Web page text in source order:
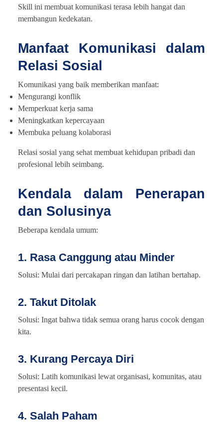
Skill ini membuat komunikasi terasa lebih hangat dan
membangun kedekatan.
Manfaat Komunikasi dalam
Relasi Sosial
Komunikasi yang baik memberikan manfaat:
Mengurangi konflik
Memperkuat kerja sama
Meningkatkan kepercayaan
Membuka peluang kolaborasi
Relasi sosial yang sehat membuat kehidupan pribadi dan
profesional lebih seimbang.
Kendala dalam Penerapan
dan Solusinya
Beberapa kendala umum:
1. Rasa Canggung atau Minder
Solusi: Mulai dari percakapan ringan dan latihan bertahap.
2. Takut Ditolak
Solusi: Ingat bahwa tidak semua orang harus cocok dengan
kita.
3. Kurang Percaya Diri
Solusi: Latih komunikasi lewat organisasi, komunitas, atau
presentasi kecil.
4. Salah Paham